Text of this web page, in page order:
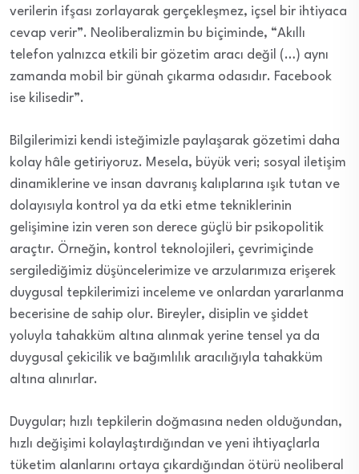
verilerin ifşası zorlayarak gerçekleşmez, içsel bir ihtiyaca
cevap verir”. Neoliberalizmin bu biçiminde, “Akıllı
telefon yalnızca etkili bir gözetim aracı değil (…) aynı
zamanda mobil bir günah çıkarma odasıdır. Facebook
ise kilisedir”.
Bilgilerimizi kendi isteğimizle paylaşarak gözetimi daha
kolay hâle getiriyoruz. Mesela, büyük veri; sosyal iletişim
dinamiklerine ve insan davranış kalıplarına ışık tutan ve
dolayısıyla kontrol ya da etki etme tekniklerinin
gelişimine izin veren son derece güçlü bir psikopolitik
araçtır. Örneğin, kontrol teknolojileri, çevrimiçinde
sergilediğimiz düşüncelerimize ve arzularımıza erişerek
duygusal tepkilerimizi inceleme ve onlardan yararlanma
becerisine de sahip olur. Bireyler, disiplin ve şiddet
yoluyla tahakküm altına alınmak yerine tensel ya da
duygusal çekicilik ve bağımlılık aracılığıyla tahakküm
altına alınırlar.
Duygular; hızlı tepkilerin doğmasına neden olduğundan,
hızlı değişimi kolaylaştırdığından ve yeni ihtiyaçlarla
tüketim alanlarını ortaya çıkardığından ötürü neoliberal